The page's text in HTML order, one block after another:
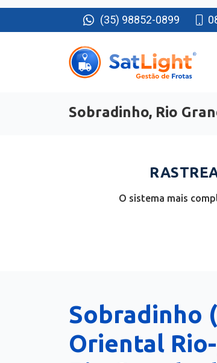
(35) 98852-0899
Sobradinho, Rio
O sistema mais
Sobradinho
Oriental